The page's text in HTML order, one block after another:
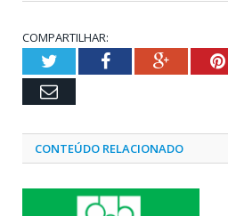
COMPARTILHAR:
TwitterFacebookGoogle+
Email
CONTEÚDO RELACIONADO